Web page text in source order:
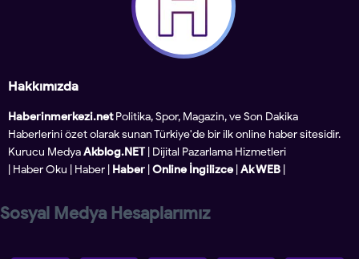
Hakkımızda
Haberinmerkezi.netPolitika, Spor, Magazin, ve Son Dakika
Haberlerini özet olarak sunan Türkiye'de bir ilk online haber sitesidir.
Kurucu MedyaAkblog.NET | Dijital Pazarlama Hizmetleri
Haber Oku Haber Haber Online İngilizce Ak WEB
Sosyal Medya Hesaplarımız